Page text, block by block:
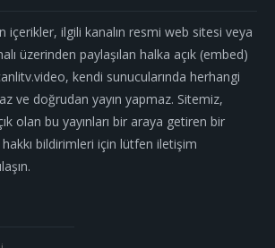
içerikler, ilgili kanalın resmi web sitesi veya
üzerinden paylaşılan halka açık (embed)
kendi sunucularında herhangi
ve doğrudan yayın yapmaz. Sitemiz,
olan bu yayınları bir araya getiren bir
bildirimleri için lütfen iletişim